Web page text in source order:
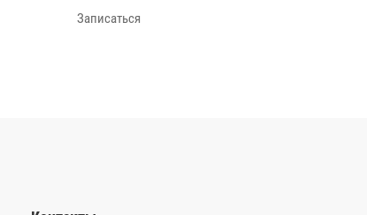
Записаться